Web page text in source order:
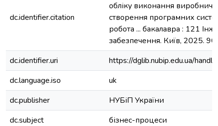
dc.identifier.citation
обліку виконання
створення програмних
робота ... бакалавра : 121
забезпечення. Київ, 2025. 90
dc.identifier.uri
https://dglib.nubip.edu.ua/
dc.language.iso
uk
dc.publisher
НУБіП України
dc.subject
бізнес-процеси